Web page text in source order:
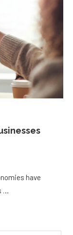
have
…